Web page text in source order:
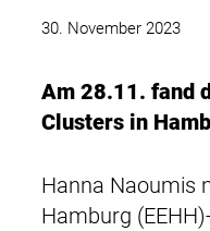
30. November 2023
Am 28.11. fand
Clusters in
Hanna Naoumis
Hamburg